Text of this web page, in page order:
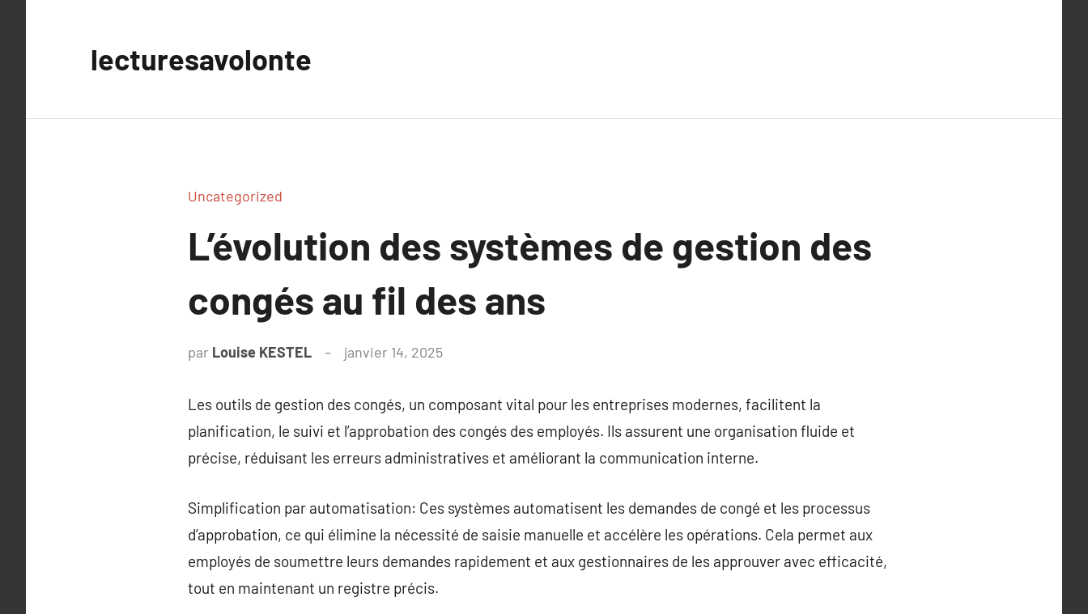
lecturesavolonte
Uncategorized
L’évolution des systèmes de gestion des
congés au fil des ans
par Louise KESTEL janvier 14, 2025
Les outils de gestion des congés, un composant vital pour les entreprises modernes, facilitent la
planification, le suivi et l’approbation des congés des employés. Ils assurent une organisation fluide et
précise, réduisant les erreurs administratives et améliorant la communication interne.
Simplification par automatisation: Ces systèmes automatisent les demandes de congé et les processus
d’approbation, ce qui élimine la nécessité de saisie manuelle et accélère les opérations. Cela permet aux
employés de soumettre leurs demandes rapidement et aux gestionnaires de les approuver avec efficacité,
tout en maintenant un registre précis.